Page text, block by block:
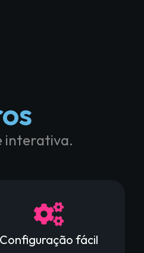
interativa.
Configuração fácil